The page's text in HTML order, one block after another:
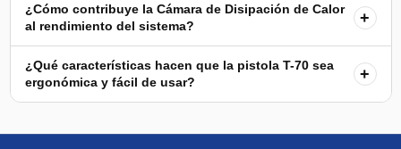
¿Cómo contribuye la Cámara de Disipación de Calor
al rendimiento del sistema?
+
¿Qué características hacen que la pistola T-70 sea
ergonómica y fácil de usar?
+